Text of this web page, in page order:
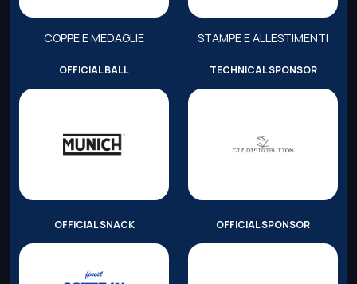
COPPE E MEDAGLIE STAMPE E ALLESTIMENTI
OFFICIAL BALL TECHNICAL SPONSOR
OFFICIAL SNACK OFFICIAL SPONSOR